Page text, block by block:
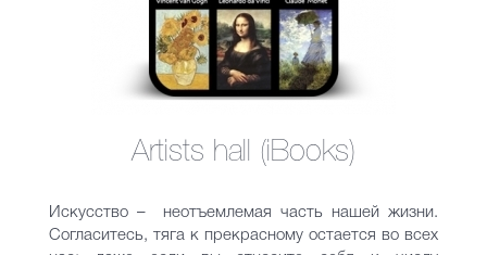
Artists hall (iBooks)
Искусство – неотъемлемая часть нашей жизни.
Согласитесь, тяга к прекрасному остается во всех